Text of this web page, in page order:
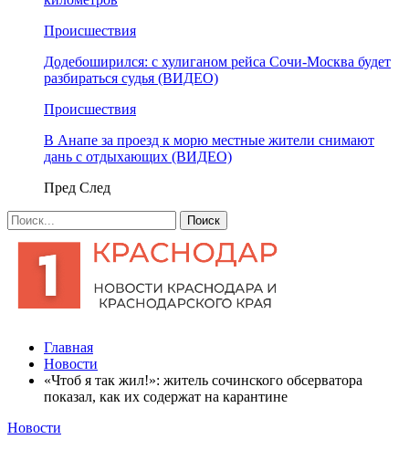
Происшествия
Додебоширился: с хулиганом рейса Сочи-Москва будет
разбираться судья (ВИДЕО)
Происшествия
В Анапе за проезд к морю местные жители снимают
дань с отдыхающих (ВИДЕО)
Пред След
Главная
Новости
«Чтоб я так жил!»: житель сочинского обсерватора
показал, как их содержат на карантине
Новости